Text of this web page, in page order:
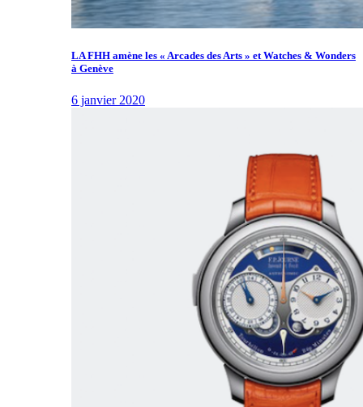
LA FHH amène les « Arcades des Arts » et Watches & Wonders
à Genève
6 janvier 2020